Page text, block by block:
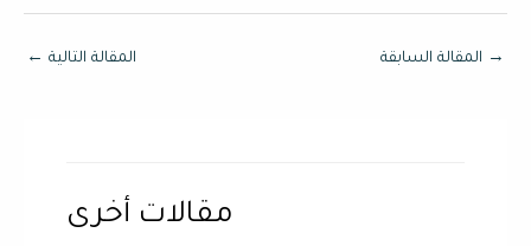
→ المقالة السابقة المقالة التالية ←
مقالات أخرى